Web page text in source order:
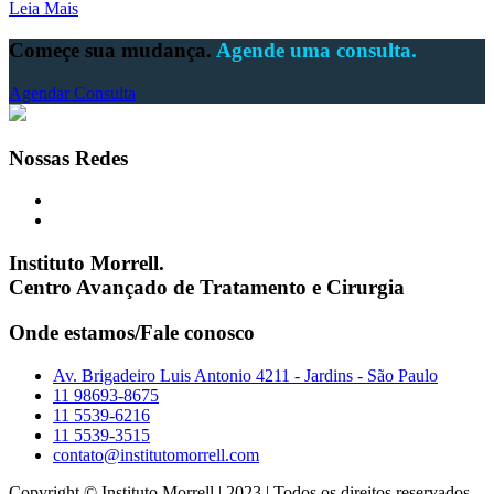
Leia Mais
Começe sua mudança. Agende uma consulta.
Agendar Consulta
Nossas Redes
Instituto Morrell.
Centro Avançado de Tratamento e Cirurgia
Onde estamos/Fale conosco
Av. Brigadeiro Luis Antonio 4211 - Jardins - São Paulo
11 98693-8675
11 5539-6216
11 5539-3515
contato@institutomorrell.com